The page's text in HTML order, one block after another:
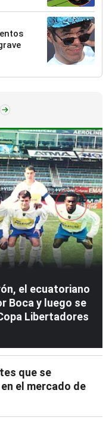
el ecuatoriano
Boca y luego se
Libertadores
que se
el mercado de